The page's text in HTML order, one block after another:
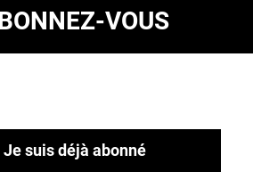
VOUS
Je suis déjà abonné